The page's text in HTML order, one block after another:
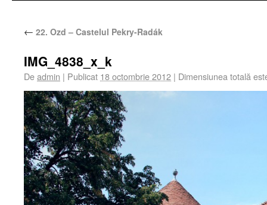
← 22. Ozd – Castelul Pekry-Radák
IMG_4838_x_k
Deadmin | Publicat 18 octombrie 2012 | Dimensiunea totală